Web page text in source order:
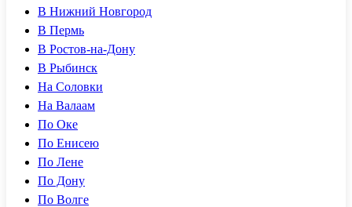
В Нижний Новгород
В Пермь
В Ростов-на-Дону
В Рыбинск
На Соловки
На Валаам
По Оке
По Енисею
По Лене
По Дону
По Волге